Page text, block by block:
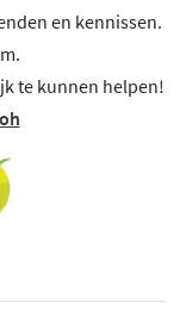
en kennissen.
te kunnen helpen!